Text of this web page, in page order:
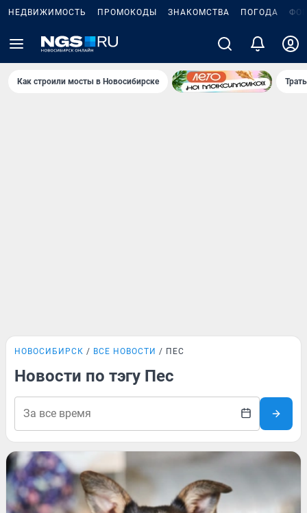
НЕДВИЖИМОСТЬ ПРОМОКОДЫ ЗНАКОМСТВА ПОГОДА
Как строили мосты в Новосибирске
НОВОСИБИРСК ВСЕ НОВОСТИ ПЕС
Новости по тэгу Пес